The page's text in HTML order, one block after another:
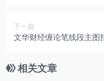
下一篇
文华财经缠论笔线段主图
相关文章